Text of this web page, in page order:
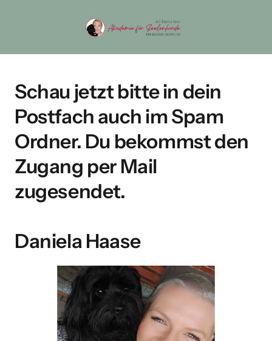
Schau jetzt bitte in dein
Postfach auch im Spam
Ordner. Du bekommst den
Zugang per Mail
zugesendet.
Daniela Haase